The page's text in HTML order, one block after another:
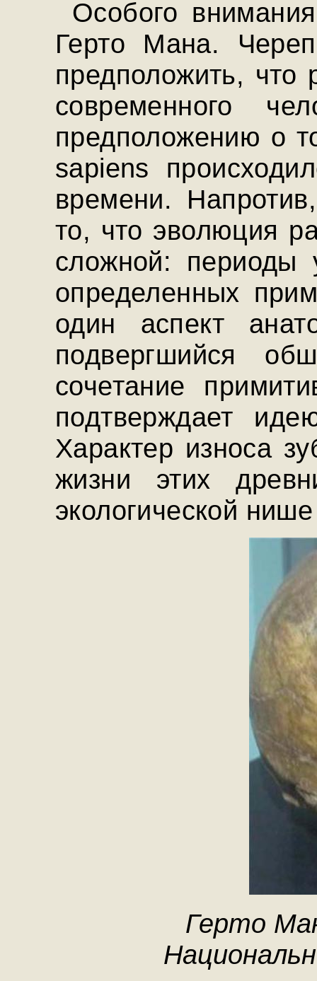
Особого
Герто Мана.
предположить, что
современного
предположению о
sapiens
времени.
то, что эволюция
сложной: периоды
определенных
один аспект
подвергшийся
сочетание
подтверждает
Характер износа
жизни этих
экологической
Герто